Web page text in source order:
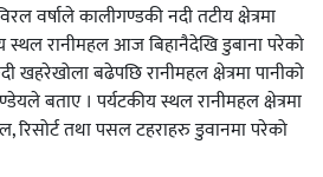
वर्षाले कालीगण्डकी नदी तटीय क्षेत्रमा
स्थल रानीमहल आज बिहानैदेखि डुबाना परेको
खहरेखोला बढेपछि रानीमहल क्षेत्रमा पानीको
बताए । पर्यटकीय स्थल रानीमहल क्षेत्रमा
रिसोर्ट तथा पसल टहराहरु डुवानमा परेको